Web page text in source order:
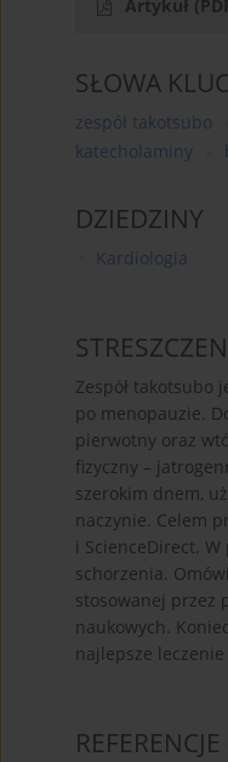
Artykuł
SŁOWA
zespół takotsubo
katecholaminy
DZIEDZINY
Kardiologia
Zespół takotsubo
po menopauzie.
pierwotny oraz
fizyczny –
szerokim dnem,
naczynie. Celem
i ScienceDirect.
schorzenia.
stosowanej przez
naukowych.
najlepsze
REFERENCJE